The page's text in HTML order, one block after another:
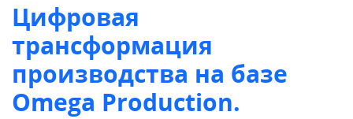
Цифровая
трансформация
производства на базе
Omega Production.